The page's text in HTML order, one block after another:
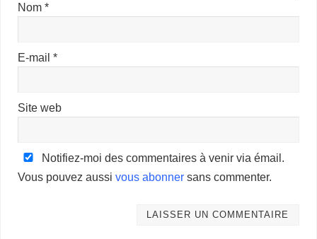
Nom*
E-mail*
Site web
Notifiez-moi des commentaires à venir via émail.
Vous pouvez aussivous abonner sans commenter.